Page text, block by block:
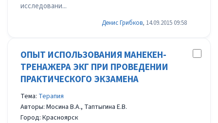
исследовани...
Денис Грибков, 14.09.2015 09:58
ОПЫТ ИСПОЛЬЗОВАНИЯ МАНЕКЕН-
ТРЕНАЖЕРА ЭКГ ПРИ ПРОВЕДЕНИИ
ПРАКТИЧЕСКОГО ЭКЗАМЕНА
Тема: Терапия
Авторы: Мосина В.А., Таптыгина Е.В.
Город: Красноярск